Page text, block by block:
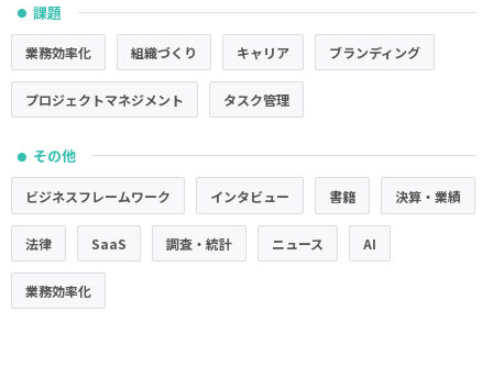
● 課題
業務効率化 組織づくり キャリア ブランディング
プロジェクトマネジメント タスク管理
● その他
ビジネスフレームワーク インタビュー 書籍 決算・業績
法律 SaaS 調査・統計 ニュース AI
業務効率化